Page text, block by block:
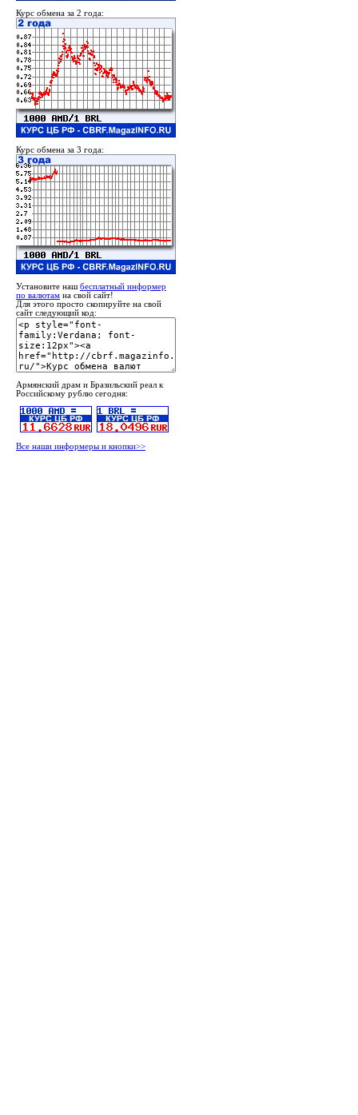
Курс обмена за 2 года:
Курс обмена за 3 года:
Установите наш бесплатный информер
по валютам на свой сайт!
Для этого просто скопируйте на свой
сайт следующий код:
Армянский драм и Бразильский реал к
Российскому рублю сегодня:
Все наши информеры и кнопки>>